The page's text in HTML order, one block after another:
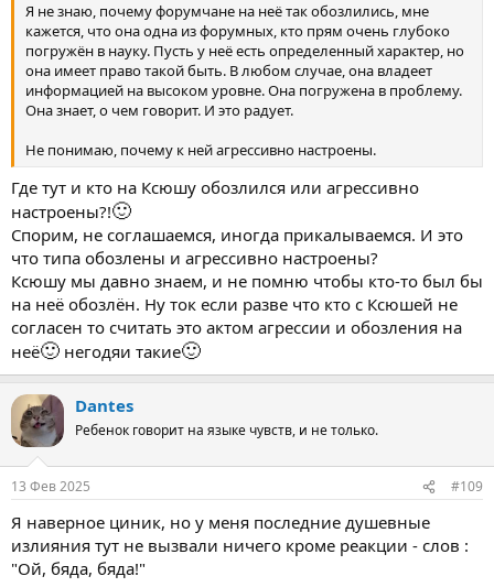
Я не знаю, почему форумчане на неё так обозлились, мне
кажется, что она одна из форумных, кто прям очень глубоко
погружён в науку. Пусть у неё есть определенный характер, но
она имеет право такой быть. В любом случае, она владеет
информацией на высоком уровне. Она погружена в проблему.
Она знает, о чем говорит. И это радует.
Не понимаю, почему к ней агрессивно настроены.
Где тут и кто на Ксюшу обозлился или агрессивно
настроены?!🙂
Спорим, не соглашаемся, иногда прикалываемся. И это
что типа обозлены и агрессивно настроены?
Ксюшу мы давно знаем, и не помню чтобы кто-то был бы
на неё обозлён. Ну ток если разве что кто с Ксюшей не
согласен то считать это актом агрессии и обозления на
неё🙂 негодяи такие🙂
Dantes
Ребенок говорит на языке чувств, и не только.
13 Фев 2025 #109
Я наверное циник, но у меня последние душевные
излияния тут не вызвали ничего кроме реакции - слов :
"Ой, бяда, бяда!"